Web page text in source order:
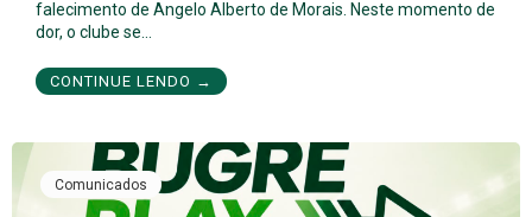
falecimento de Angelo Alberto de Morais. Neste momento de
dor, o clube se…
CONTINUE LENDO →
Comunicados